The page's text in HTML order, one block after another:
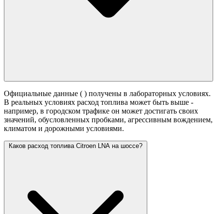
Официальные данные ( ) получены в лабораторных условиях.
В реальных условиях расход топлива может быть выше -
например, в городском трафике он может достигать своих
значений, обусловленных пробками, агрессивным вождением,
климатом и дорожными условиями.
Каков расход топлива Citroen LNA на шоссе?